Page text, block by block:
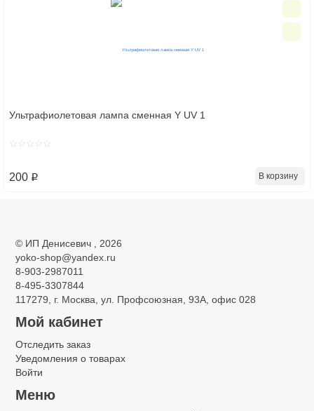
Ультрафиолетовая лампа сменная Y UV 1
200 p В корзину
© ИП Денисевич
, 2026
yoko-shop@yandex.ru
8-903-2987011
8-495-3307844
117279, г. Москва, ул. Профсоюзная, 93А, офис 028
Мой кабинет
Отследить заказ
Уведомления о товарах
Войти
Меню